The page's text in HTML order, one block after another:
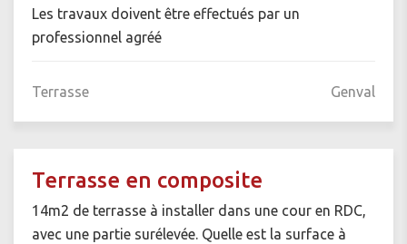
Les travaux doivent être effectués par un
professionnel agréé
Terrasse Genval
Terrasse en composite
14m2 de terrasse à installer dans une cour en RDC,
avec une partie surélevée. Quelle est la surface à